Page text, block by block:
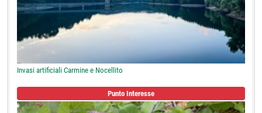
Invasi artificiali Carmine e Nocellito
Punto Interesse